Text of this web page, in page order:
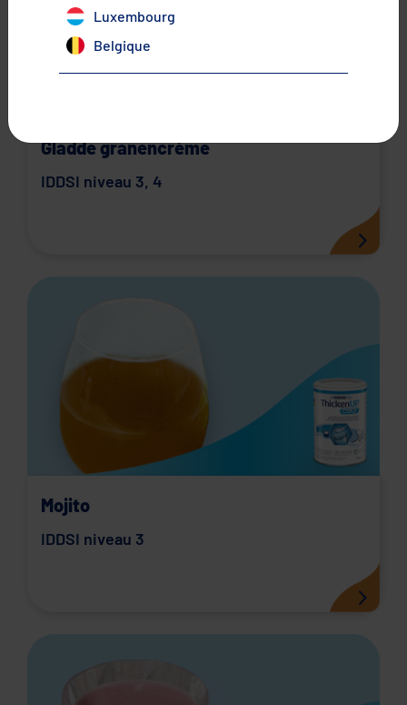
Gladde granencrème
IDDSI niveau 3, 4
Mojito
IDDSI niveau 3
Luxembourg
Belgique